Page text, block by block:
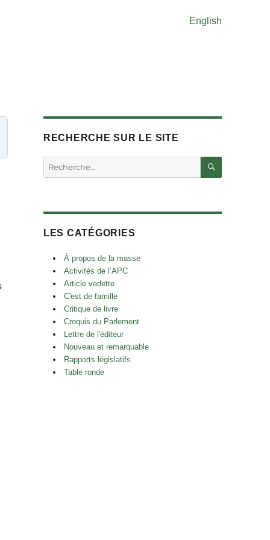
English
RECHERCHE SUR LE SITE
Rechercher :
LES CATÉGORIES
À propos de la masse
Activités de l’APC
Article vedette
C'est de famille
Critique de livre
Croquis du Parlement
Lettre de l'éditeur
Nouveau et remarquable
Rapports législatifs
Table ronde